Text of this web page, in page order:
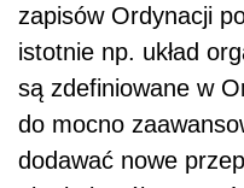
zapisów Ordynacji
istotnie np. układ
są zdefiniowane w
do mocno
dodawać nowe